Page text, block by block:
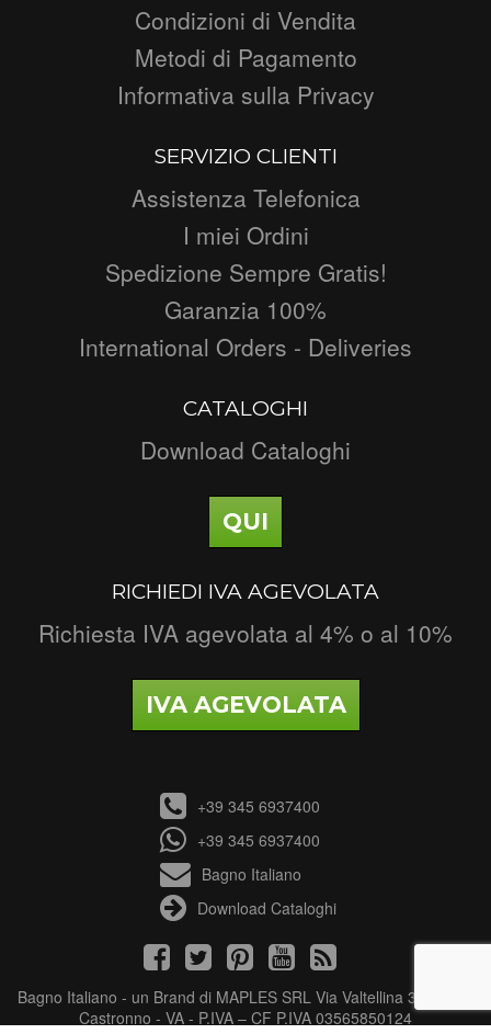
Condizioni di Vendita
Metodi di Pagamento
Informativa sulla Privacy
SERVIZIO CLIENTI
Assistenza Telefonica
I miei Ordini
Spedizione Sempre Gratis!
Garanzia 100%
International Orders - Deliveries
CATALOGHI
Download Cataloghi
QUI
RICHIEDI IVA AGEVOLATA
Richiesta IVA agevolata al 4% o al 10%
IVA AGEVOLATA
+39 345 6937400
+39 345 6937400
Bagno Italiano
Download Cataloghi
Bagno Italiano - un Brand di MAPLES SRL Via Valtellina 3 - 21040
Castronno - VA - P.IVA – CF P.IVA 03565850124